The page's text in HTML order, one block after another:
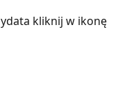
kliknij w ikonę